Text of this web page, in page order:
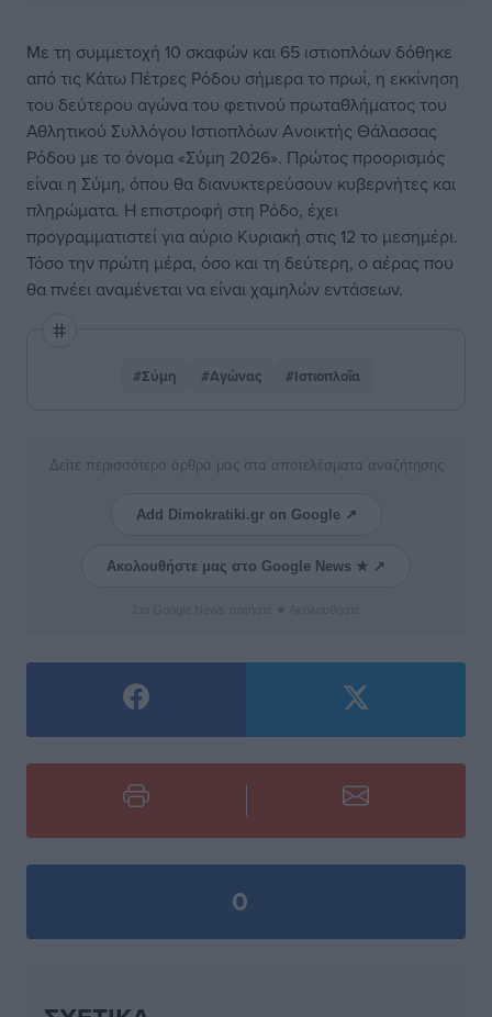
Με τη συμμετοχή 10 σκαφών και 65 ιστιοπλόων δόθηκε
από τις Κάτω Πέτρες Ρόδου σήμερα το πρωί, η εκκίνηση
του δεύτερου αγώνα του φετινού πρωταθλήματος του
Αθλητικού Συλλόγου Ιστιοπλόων Ανοικτής Θάλασσας
Ρόδου με το όνομα «Σύμη 2026». Πρώτος προορισμός
είναι η Σύμη, όπου θα διανυκτερεύσουν κυβερνήτες και
πληρώματα. Η επιστροφή στη Ρόδο, έχει
προγραμματιστεί για αύριο Κυριακή στις 12 το μεσημέρι.
Τόσο την πρώτη μέρα, όσο και τη δεύτερη, ο αέρας που
θα πνέει αναμένεται να είναι χαμηλών εντάσεων.
#Σύμη #Αγώνας #Ιστιοπλοΐα
Δείτε περισσότερα άρθρα μας στα αποτελέσματα αναζήτησης
Add Dimokratiki.gr on Google ↗
Ακολουθήστε μας στο Google News ★ ↗
0